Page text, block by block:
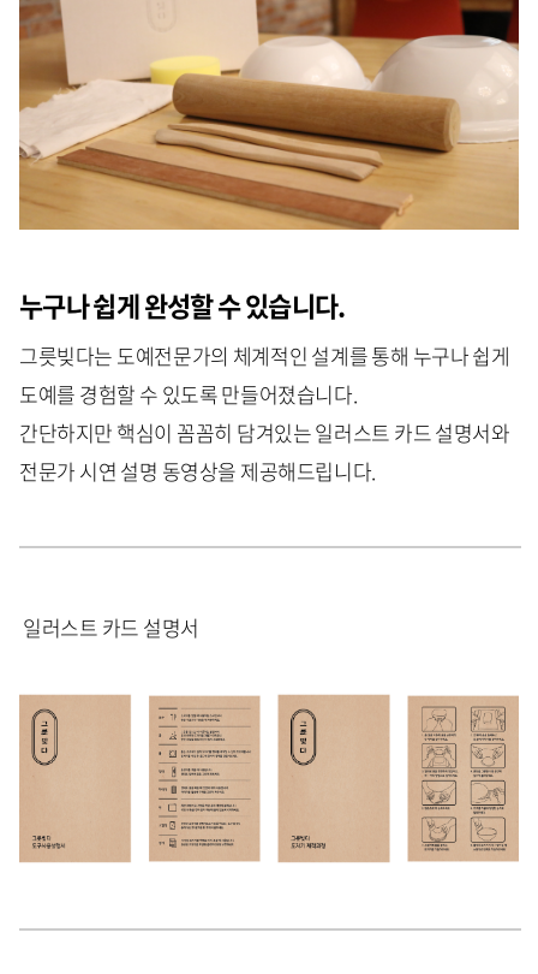
누구나 쉽게 완성할 수 있습니다.
그릇빚다는 도예전문가의 체계적인 설계를 통해 누구나 쉽게
도예를 경험할 수 있도록 만들어졌습니다.
간단하지만 핵심이 꼼꼼히 담겨있는 일러스트 카드 설명서와
전문가 시연 설명 동영상을 제공해드립니다.
일러스트 카드 설명서